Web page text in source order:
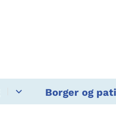
Borger og